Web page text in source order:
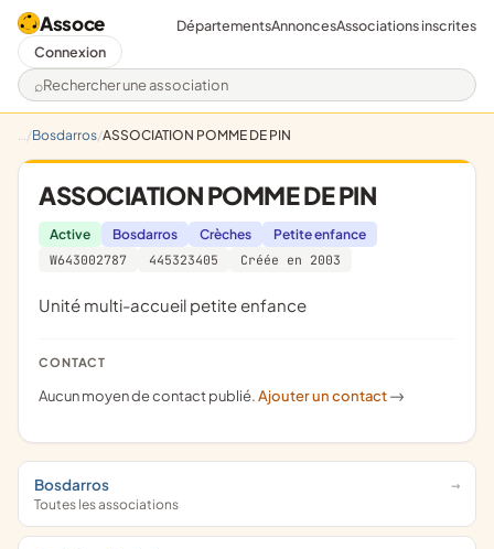
Assoce
Rechercher une association
DépartementsAnnoncesAssociations inscrites
Connexion
Bosdarros ASSOCIATION POMME DE PIN
ASSOCIATION POMME DE PIN
Active Bosdarros Crèches
Petite enfance
W643002787
445323405 Créée en 2003
unité multi-accueil petite enfance
CONTACT
Aucun moyen de contact publié.Ajouter un contact ->
Bosdarros
Toutes les associations